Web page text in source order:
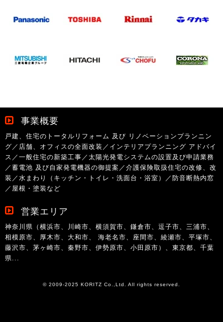
事業概要
戸建、住宅のトータルリフォーム 及び リノベーションプランニン
グ／店舗、オフィスの全面改装／インテリアプランニング アドバイ
ス／一般住宅の新築工事／太陽光発電システムの設置及び申請業務
／蓄電池 及び自家発電機器の御提案／介護保険取扱住宅の改修、改
装／水まわり（キッチン・トイレ・洗面台・浴室）／防音断熱内窓
／屋根・塗装など
営業エリア
神奈川県（横浜市、川崎市、横須賀市、鎌倉市、逗子市、三浦市、
相模原市、厚木市、大和市、 海老名市、座間市、綾瀬市、平塚市、
藤沢市、茅ヶ崎市、秦野市、伊勢原市、小田原市）、東京都、千葉
県...
© 2009-2025 KORITZ Co.,Ltd. All rights reserved.